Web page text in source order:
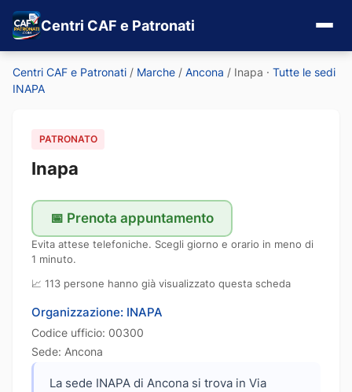
Centri CAF e Patronati
Centri CAF e Patronati / Marche / Ancona / Inapa · Tutte le sedi
INAPA
PATRONATO
Inapa
📅 Prenota appuntamento
Evita attese telefoniche. Scegli giorno e orario in meno di
1 minuto.
📈 113 persone hanno già visualizzato questa scheda
Organizzazione: INAPA
Codice ufficio: 00300
Sede: Ancona
La sede INAPA di Ancona si trova in Via